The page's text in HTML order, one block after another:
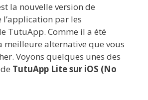
la nouvelle version de
l’application par les
TutuApp. Comme il a été
meilleure alternative que vous
Voyons quelques unes des
TutuApp Lite sur iOS (No